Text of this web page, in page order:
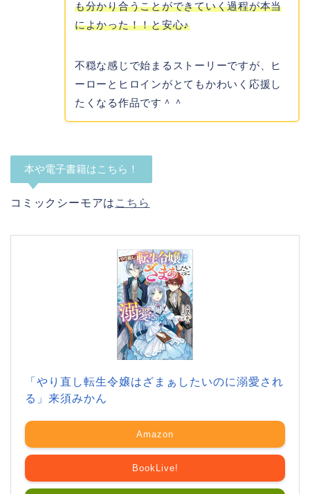
も分かり合うことができていく過程が本当
によかった！！と安心♪
不穏な感じで始まるストーリーですが、ヒ
ーローとヒロインがとてもかわいく応援し
たくなる作品です＾＾
本や電子書籍はこちら！
コミックシーモアは こちら
「やり直し転生令嬢はざまぁしたいのに溺愛され
る」来須みかん
Amazon
BookLive!